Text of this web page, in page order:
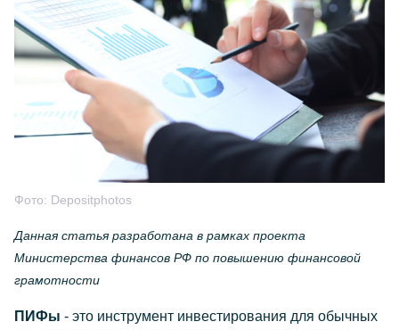
Фото: Depositphotos
Данная статья разработана в рамках проекта
Министерства финансов РФ по повышению финансовой
грамотности
ПИФы - это инструмент инвестирования для обычных